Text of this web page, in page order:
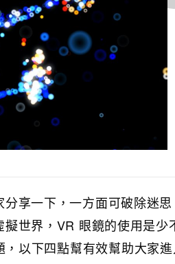
享一下，一方面可破除迷
世界，VR 眼鏡的使用是少
以下四點幫有效幫助大家